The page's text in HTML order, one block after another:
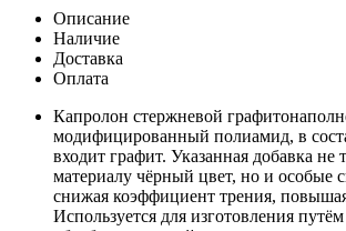
Описание
Наличие
Доставка
Оплата
Капролон стержневой
модифицированный полиамид, в
входит графит. Указанная добавка не
материалу чёрный цвет, но и особые
снижая коэффициент трения,
Используется для изготовления